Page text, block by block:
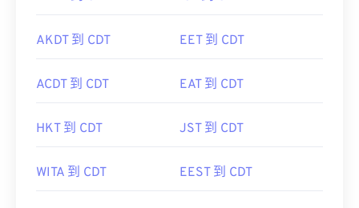
AKDT 到 CDT EET 到 CDT
ACDT 到 CDT EAT 到 CDT
HKT 到 CDT JST 到 CDT
WITA 到 CDT EEST 到 CDT